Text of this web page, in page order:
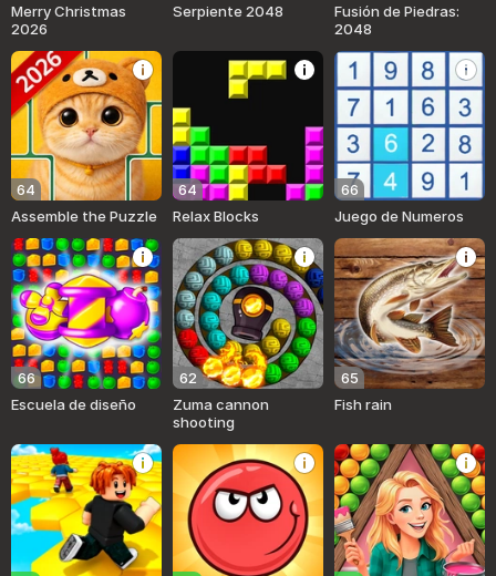
Merry Christmas
2026
Serpiente 2048
Fusión de Piedras:
2048
64
Assemble the Puzzle
64
Relax Blocks
66
Juego de Numeros
66
Escuela de diseño
62
Zuma cannon
shooting
65
Fish rain